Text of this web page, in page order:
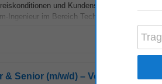
und Kundenspezifika. • Du
Ingenieur im Bereich Technische
Senior (m/w/d) – Vollzeit